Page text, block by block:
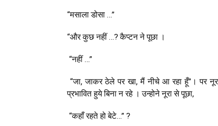
“मसाला डोसा …”
“और कुछ नहीं …?कैप्टन ने पूछा ।
“नहीं …”
“जा,जाकर ठेले पर खा, मैं नीचे आ रहा हूँ” । पर
प्रभावित हुये बिना न रहे । उन्होने नूरा से पूछा,
“कहाँ रहते हो बेटे…” ?